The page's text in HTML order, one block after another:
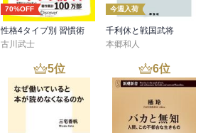
70%OFF
性格4タイプ別 習慣術
古川武士
今週入荷
千利休と戦国武将
本郷和人
5位 6位